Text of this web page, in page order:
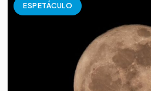
ESPETÁCULO